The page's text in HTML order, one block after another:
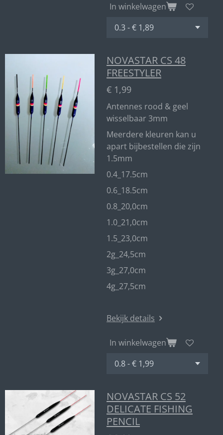
In winkelwagen
NOVASTAR CS 48
FREESTYLER
€ 1,99
Antennes rood & geel
wisselbaar 3mm
Meerdere kleuren kan u
apart bijbestellen die zijn
1.5mm
0.4_17.5cm
0.6_18.5cm
0.8_20,0cm
1.0_21,0cm
1.5_23,0cm
2g_24,5cm
3g_27,0cm
4g_27,5cm
Bekijk details
In winkelwagen
NOVASTAR CS 52
DELICATE FISHING
PENCIL